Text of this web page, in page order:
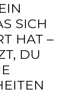
SICH
HAT –
DU